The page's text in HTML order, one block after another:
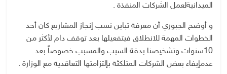
الميدانيةلعمل الشركات المنفذة .
و أوضح الجبوري أن معرفة تباين نسب إنجاز المشاريع كان أحد
الخطوات المهمة للانطلاق فيتفعيلها بعد توقف دام لأكثر من
10سنوات وتشخيصنا بدقة السبب والمسبب خصوصاً بعد
عدمإيفاء بعض الشركات المتلكئة بإلتزامتها التعاقدية مع الوزارة .